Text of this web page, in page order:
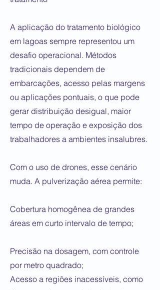
A aplicação do tratamento biológico
em lagoas sempre representou um
desafio operacional. Métodos
tradicionais dependem de
embarcações, acesso pelas margens
ou aplicações pontuais, o que pode
gerar distribuição desigual, maior
tempo de operação e exposição dos
trabalhadores a ambientes insalubres.
Com o uso de drones, esse cenário
muda. A pulverização aérea permite:
Cobertura homogênea de grandes
áreas em curto intervalo de tempo;
Precisão na dosagem, com controle
por metro quadrado;
Acesso a regiões inacessíveis, como